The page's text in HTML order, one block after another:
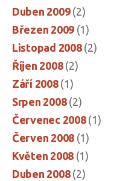
Duben 2009(2)
Březen 2009 (1)
Listopad 2008(2)
Říjen 2008(2)
Září 2008(1)
Srpen 2008(2)
Červenec 2008(1)
Červen 2008 (1)
Květen 2008 (1)
Duben 2008(2)